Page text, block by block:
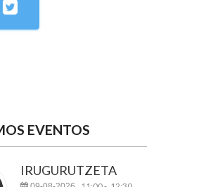
EVENTOS
IRUGURUTZETA